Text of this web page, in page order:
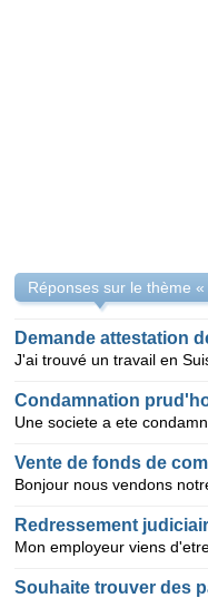
Réponses sur le thème «
Vente de fonds de
Souhaite trouver des